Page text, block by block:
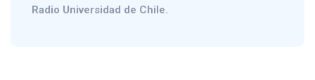
Radio Universidad de Chile.